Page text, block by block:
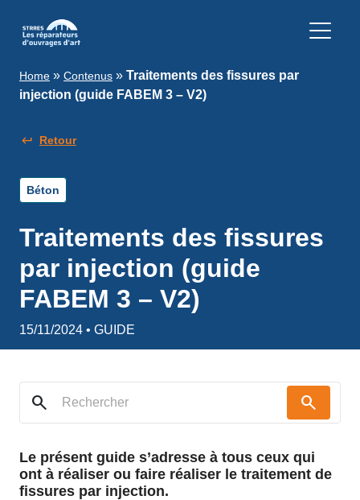
Home » Contenus » Traitements des fissures par
injection (guide FABEM 3 – V2)
Retour
Béton
Traitements des fissures
par injection (guide
FABEM 3 – V2)
15/11/2024 • GUIDE
search search
Le présent guide s’adresse à tous ceux qui
ont à réaliser ou faire réaliser le traitement de
fissures par injection.